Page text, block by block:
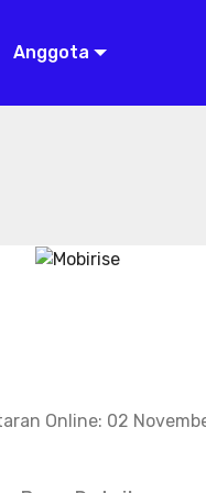
Anggota
Online: 02